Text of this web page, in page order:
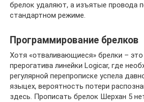
брелок удаляют, а изъятые провода
стандартном режиме.
Программирование брелков
Хотя «отваливающиеся» брелки –
прерогатива линейки Logicar, где
регулярной перепрописке успела
языцех, вероятность потери
здесь. Прописать брелок Шерхан 5